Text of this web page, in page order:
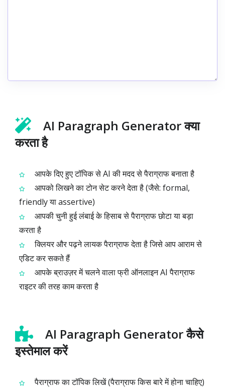
AI Paragraph Generator क्या
करता है
आपके दिए हुए टॉपिक से AI की मदद से पैराग्राफ बनाता है
आपको लिखने का टोन सेट करने देता है (जैसे: formal,
friendly या assertive)
आपकी चुनी हुई लंबाई के हिसाब से पैराग्राफ छोटा या बड़ा
करता है
क्लियर और पढ़ने लायक पैराग्राफ देता है जिसे आप आराम से
एडिट कर सकते हैं
आपके ब्राउज़र में चलने वाला फ्री ऑनलाइन AI पैराग्राफ
राइटर की तरह काम करता है
AI Paragraph Generator कैसे
इस्तेमाल करें
पैराग्राफ का टॉपिक लिखें (पैराग्राफ किस बारे में होना चाहिए)